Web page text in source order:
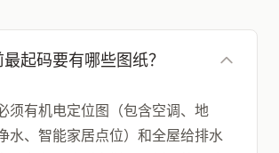
起码要有哪些图纸？
须有机电定位图（包含空调、地
水、智能家居点位）和全屋给排水